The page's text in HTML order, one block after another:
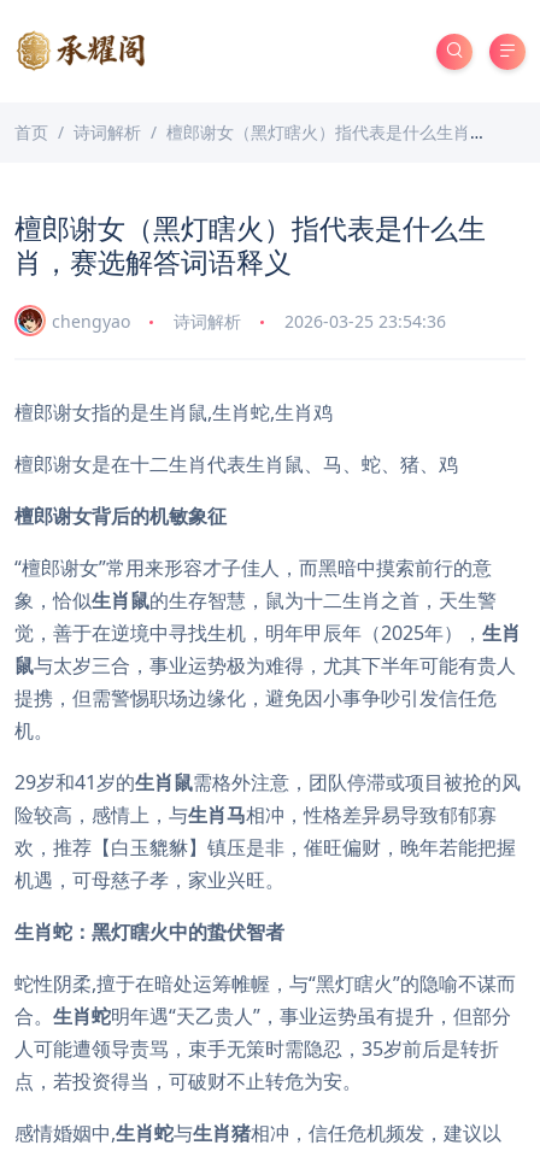
首页 诗词解析 檀郎谢女（黑灯瞎火）指代表是什么生肖，赛选解答词语释义
檀郎谢女（黑灯瞎火）指代表是什么生
肖，赛选解答词语释义
chengyao 诗词解析 2026-03-25 23:54:36
檀郎谢女指的是生肖鼠,生肖蛇,生肖鸡
檀郎谢女是在十二生肖代表生肖鼠、马、蛇、猪、鸡
檀郎谢女背后的机敏象征
“檀郎谢女”常用来形容才子佳人，而黑暗中摸索前行的意
象，恰似生肖鼠的生存智慧，鼠为十二生肖之首，天生警
觉，善于在逆境中寻找生机，明年甲辰年（2025年）， 生肖
鼠与太岁三合，事业运势极为难得，尤其下半年可能有贵人
提携，但需警惕职场边缘化，避免因小事争吵引发信任危
机。
29岁和41岁的生肖鼠需格外注意，团队停滞或项目被抢的风
险较高，感情上，与生肖马相冲，性格差异易导致郁郁寡
欢，推荐【白玉貔貅】镇压是非，催旺偏财，晚年若能把握
机遇，可母慈子孝，家业兴旺。
生肖蛇：黑灯瞎火中的蛰伏智者
蛇性阴柔,擅于在暗处运筹帷幄，与“黑灯瞎火”的隐喻不谋而
合。 生肖蛇明年遇“天乙贵人”，事业运势虽有提升，但部分
人可能遭领导责骂，束手无策时需隐忍，35岁前后是转折
点，若投资得当，可破财不止转危为安。
感情婚姻中,生肖蛇与生肖猪相冲，信任危机频发，建议以